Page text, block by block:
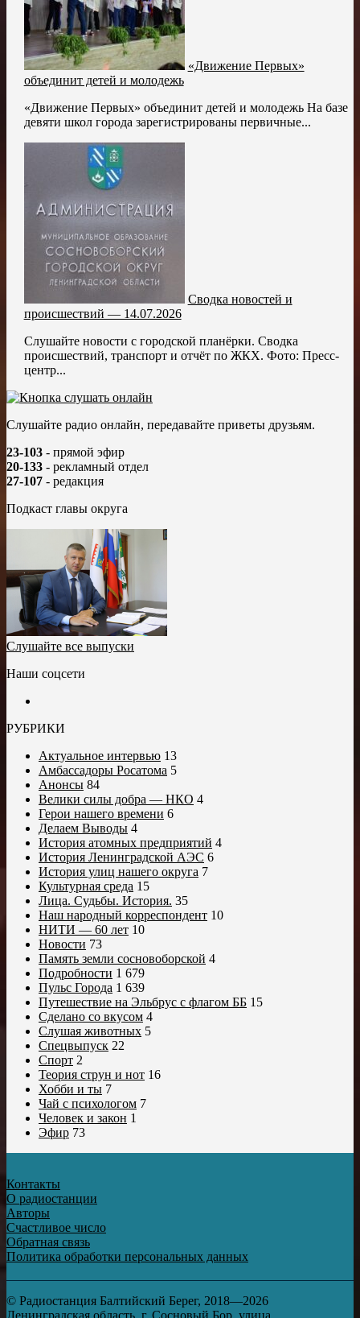
«Движение Первых»
объединит детей и молодежь
«Движение Первых» объединит детей и молодежь На базе
девяти школ города зарегистрированы первичные...
Сводка новостей и
происшествий — 14.07.2026
Слушайте новости с городской планёрки. Сводка
происшествий, транспорт и отчёт по ЖКХ. Фото: Пресс-
центр...
Слушайте радио онлайн, передавайте приветы друзьям.
23-103 - прямой эфир
20-133 - рекламный отдел
27-107 - редакция
Подкаст главы округа
Слушайте все выпуски
Наши соцсети
РУБРИКИ
Актуальное интервью 13
Амбассадоры Росатома 5
Анонсы 84
Велики силы добра — НКО 4
Герои нашего времени 6
Делаем Выводы 4
История атомных предприятий 4
История Ленинградской АЭС 6
История улиц нашего округа 7
Культурная среда 15
Лица. Судьбы. История. 35
Наш народный корреспондент 10
НИТИ — 60 лет 10
Новости 73
Память земли сосновоборской 4
Подробности 1 679
Пульс Города 1 639
Путешествие на Эльбрус с флагом ББ 15
Сделано со вкусом 4
Слушая животных 5
Спецвыпуск 22
Спорт 2
Теория струн и нот 16
Хобби и ты 7
Чай с психологом 7
Человек и закон 1
Эфир 73
Контакты
О радиостанции
Авторы
Счастливое число
Обратная связь
Политика обработки персональных данных
© Радиостанция Балтийский Берег, 2018—2026